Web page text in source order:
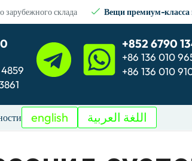
зарубежного склада Вещи премиум-класса
+852 6790
+86 136 010
+86 136 010
english اللغة العربية